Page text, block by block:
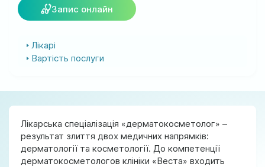
Запис онлайн
Лікарі
Вартість послуги
Лікарська спеціалізація «дерматокосметолог» –
результат злиття двох медичних напрямків:
дерматології та косметології. До компетенції
дерматокосметологов клініки «Веста» входить